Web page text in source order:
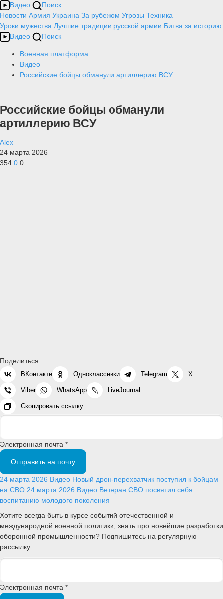
Видео
Поиск
Новости Армия Украина За рубежом Угрозы Техника
Уроки мужества Лучшие традиции русской армии Битва за историю
Видео
Поиск
Военная платформа
Видео
Российские бойцы обманули артиллерию ВСУ
Российские бойцы обманули
артиллерию ВСУ
Alex
24 марта 2026
354 0 0
Поделиться
ВКонтакте Одноклассники Telegram X
Viber WhatsApp LiveJournal
Скопировать ссылку
Электронная почта *
Отправить на почту
24 марта 2026 Видео Новый дрон-перехватчик поступил к бойцам
на СВО 24 марта 2026 Видео Ветеран СВО посвятил себя
воспитанию молодого поколения
Хотите всегда быть в курсе событий отечественной и
международной военной политики, знать про новейшие разработки
оборонной промышленности? Подпишитесь на регулярную
рассылку
Электронная почта *